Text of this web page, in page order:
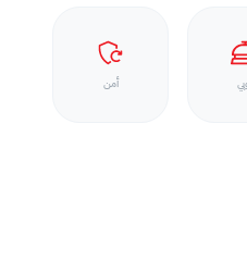
أمن